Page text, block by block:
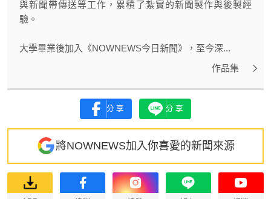
與新聞帶傳送等工作，累積了紮實的新聞製作與後製經
驗。
大學畢業後加入《NOWNEWS今日新聞》，至今深...
作品集
分享 分享
將NOWNEWS加入你喜愛的新聞來源